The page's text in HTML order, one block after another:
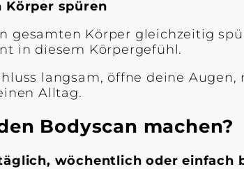
Körper spüren
gesamten Körper gleichzeitig
in diesem Körpergefühl.
langsam, öffne deine
Alltag.
Bodyscan machen?
wöchentlich oder einfach